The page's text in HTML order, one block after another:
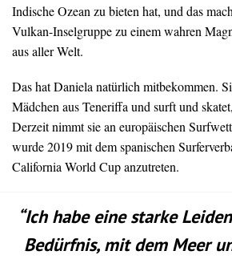
Indische Ozean zu bieten hat, und das
Vulkan-Inselgruppe zu einem wahren
aus aller Welt.
Das hat Daniela natürlich mitbekommen.
Mädchen aus Teneriffa und surft und
Derzeit nimmt sie an europäischen
wurde 2019 mit dem spanischen
California World Cup anzutreten.
“Ich habe eine starke
Bedürfnis, mit dem Meer